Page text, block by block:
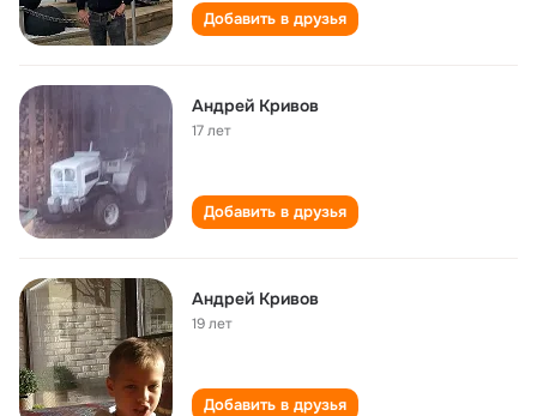
Добавить в друзья
Андрей Кривов
17 лет
Добавить в друзья
Андрей Кривов
19 лет
Добавить в друзья